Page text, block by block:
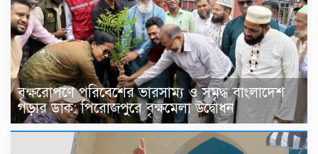
বৃক্ষরোপণে পরিবেশের ভারসাম্য ও সমৃদ্ধ বাংলাদেশ
গড়ার ডাক: পিরোজপুরে বৃক্ষমেলা উদ্বোধন